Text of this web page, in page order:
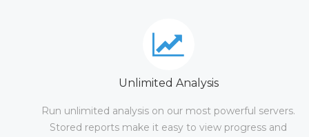
Unlimited Analysis
Run unlimited analysis on our most powerful servers.
Stored reports make it easy to view progress and